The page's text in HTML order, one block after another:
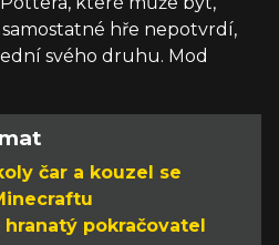
hře nepotvrdí,
svého druhu. Mod
čar a kouzel se
pokračovatel